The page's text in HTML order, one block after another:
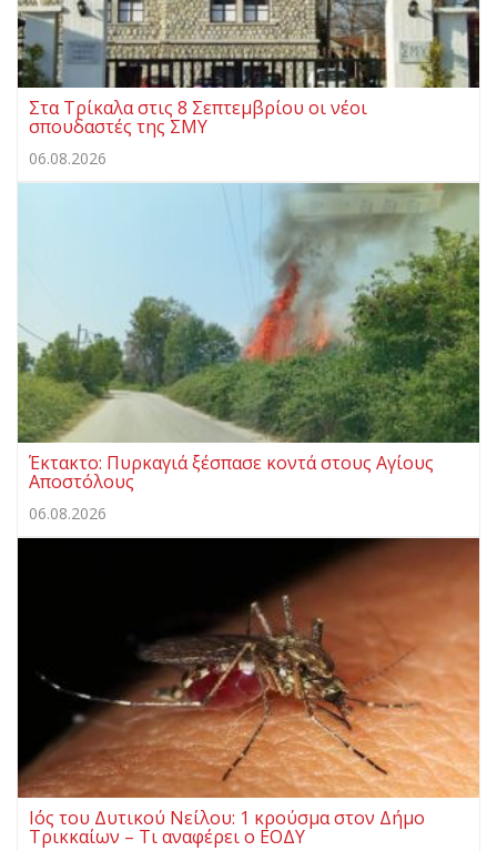
Στα Τρίκαλα στις 8 Σεπτεμβρίου οι νέοι
σπουδαστές της ΣΜΥ
06.08.2026
Έκτακτο: Πυρκαγιά ξέσπασε κοντά στους Αγίους
Αποστόλους
06.08.2026
Ιός του Δυτικού Νείλου: 1 κρούσμα στον Δήμο
Τρικκαίων – Τι αναφέρει ο ΕΟΔΥ